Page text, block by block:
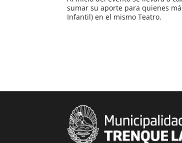
sumar su aporte para quienes
Infantil) en el mismo Teatro.